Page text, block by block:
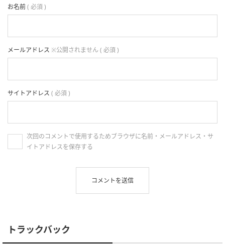
お名前( 必須 )
メールアドレス ※公開されません ( 必須 )
サイトアドレス ( 必須 )
次回のコメントで使用するためブラウザに名前・メールアドレス・サ
イトアドレスを保存する
トラックバック